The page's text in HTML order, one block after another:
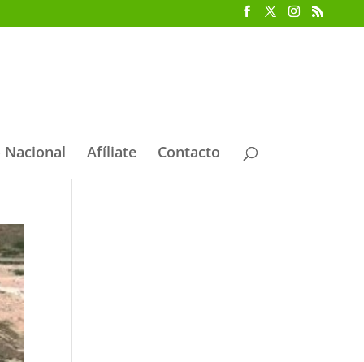
Nacional Afíliate Contacto